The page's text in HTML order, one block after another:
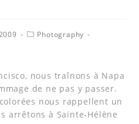
Photography
nous traînons à Napa
de ne pas y passer.
nous rappellent un
arrêtons à Sainte-Hélène